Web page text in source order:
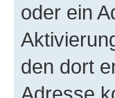
oder ein
den dort